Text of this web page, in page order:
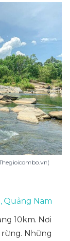
Quảng Nam
10km. Nơi
rừng. Những